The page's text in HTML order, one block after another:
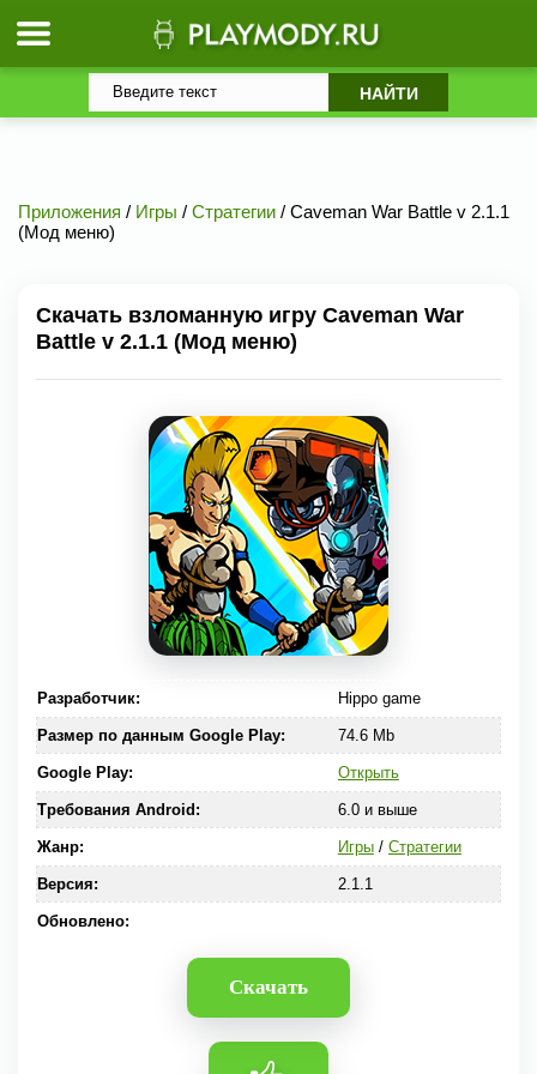
Приложения / Игры / Стратегии / Caveman War Battle v 2.1.1
(Мод меню)
Скачать взломанную игру Caveman War
Battle v 2.1.1 (Мод меню)
Разработчик: Hippo game
Размер по данным Google Play: 74.6 Mb
Google Play: Открыть
Требования Android: 6.0 и выше
Жанр: Игры/ Стратегии
Версия: 2.1.1
Обновлено:
Скачать